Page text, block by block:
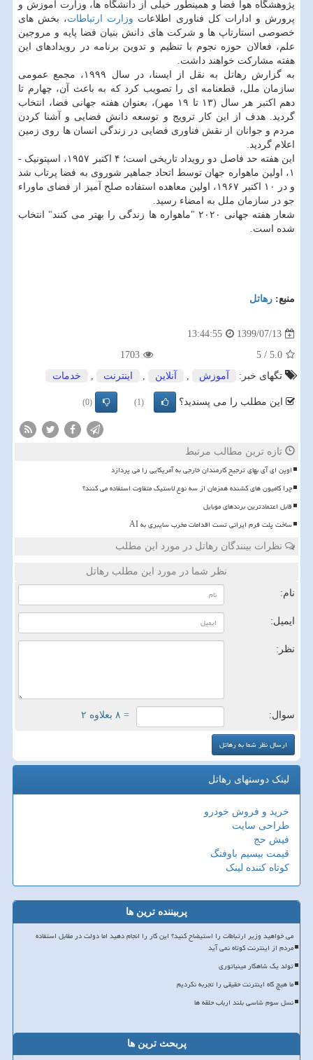
پژوهشگاه هوا فضا و همینطور خیلی از دانشگاه ها، وزارت آموزش و
پرورش و ادارات کل فناوری اطلاعات وزارت ارتباطات، بخش های
خصوصی استارتاپ ها و شرکت های دانش بنیان فضا پایه و مروجین
علم، فعالان حوزه نجوم با تنظیم و تدوین برنامه در رویدادهای این
هفته مشارکت خواهند داشت.
به گزارش رهاتل به نقل از ایسنا، در سال ۱۹۹۹، مجمع عمومی
سازمان ملل، قطعنامه ای را تصویب کرد که به باعث آن، چهارم تا
دهم اکتبر هر سال (۱۳ تا ۱۹ مهر)، بعنوان هفته جهانی فضا، انتخاب
گردید. هدف از این کار ترویج و توسعه دانش فضایی و آشنا کردن
مردم و جوانان از نقش فناوری فضایی در زندگی انسان ها روی زمین
اعلام گردید.
این هفته حد فاصل دو رویداد تاریخی است؛ ۴ اکتبر ۱۹۵۷، اسپتونیک -
۱، اولین ماهواره جهان توسط اتحاد جماهیر شوروی به فضا پرتاب شد
و در ۱۰ اکتبر ۱۹۶۷، اولین معاهده استفاده صلح آمیز از فضای ماوراء
جو در سازمان ملل به امضاء رسید.
شعار هفته جهانی ۲۰۲۰ "ماهواره ها زندگی را بهتر می کنند" انتخاب
شده است.
منبع: رهاتل
1399/07/13
13:44:55
5.0
/
5
1703
تگهای خبر:
آموزش , آنلاین , اینترنت , خدمات
این مطلب را می پسندید؟ (1)
(0)
تازه ترین مطالب مرتبط
اوپن ای آی بهای ترجیح کارمندان خارجی به آمریکایی را می پردازد
چرا کامیون های کشنده همزمان از سه نوع لاستیک متفاوت استفاده می کنند؟
قابل اعتمادترین برندهای موبایل
ساخت پلت فرم ایرانی تست اقدامات مخرب سایبری به AI
نظرات بینندگان رهاتل در مورد این مطلب
نظر شما در مورد این مطلب رهاتل
نام:
ایمیل:
نظر:
سوال: = ۸ بعلاوه ۲
لینک دوستهای رهاتل
خرید و فروش خودرو
طراحی سایت
فیش حج
قیمت بیسیم باوفنگ
کوتاه کننده لینک
پربیننده ترین ها
می خواهید وزیر ارتباطات را استیضاح کنید؟ این کار را انجام دهید اما دولت در مقابل استفاده
مردم از اینترنت کوتاه نمی آید
تولد یک شاهکار مینیاتوری
ما هیچ گاه اینترنت حقیقی را تجربه نکردیم
نسل سوم شاسی بلند ارباب حلقه ها
پربحث ترین ها